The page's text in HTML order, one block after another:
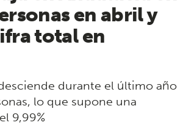
en abril y
total en
durante el último año
lo que supone una
9,99%